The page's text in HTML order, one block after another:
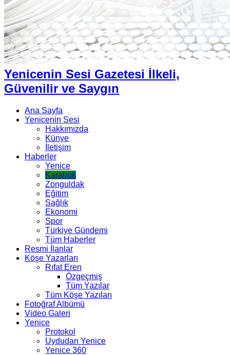
Yenicenin Sesi Gazetesi İlkeli,
Güvenilir ve Saygın
Ana Sayfa
Yenicenin Sesi
Hakkımızda
Künye
İletişim
Haberler
Yenice
Karabük
Zonguldak
Eğitim
Sağlık
Ekonomi
Spor
Türkiye Gündemi
Tüm Haberler
Resmi İlanlar
Köşe Yazarları
Rıfat Eren
Özgeçmiş
Tüm Yazılar
Tüm Köşe Yazıları
Fotoğraf Albümü
Video Galeri
Yenice
Protokol
Uydudan Yenice
Yenice 360